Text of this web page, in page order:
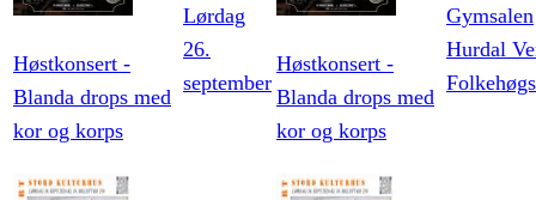
Høstkonsert -
Blanda drops med
kor og korps
Lørdag
26.
september
Høstkonsert -
Blanda drops med
kor og korps
Gymsalen
Hurdal